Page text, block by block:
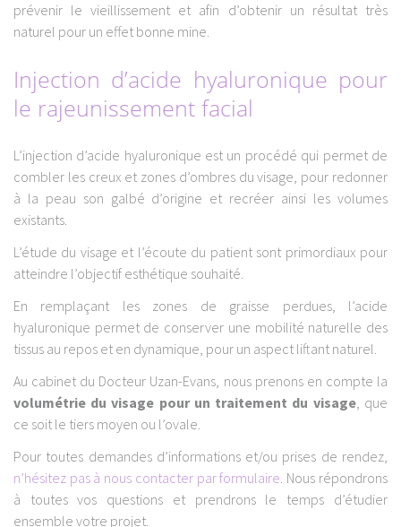
prévenir le vieillissement et afin d’obtenir un résultat très
naturel pour un effet bonne mine.
Injection d’acide hyaluronique pour
le rajeunissement facial
L’injection d’acide hyaluronique est un procédé qui permet de
combler les creux et zones d’ombres du visage, pour redonner
à la peau son galbé d’origine et recréer ainsi les volumes
existants.
L’étude du visage et l’écoute du patient sont primordiaux pour
atteindre l’objectif esthétique souhaité.
En remplaçant les zones de graisse perdues, l’acide
hyaluronique permet de conserver une mobilité naturelle des
tissus au repos et en dynamique, pour un aspect liftant naturel.
Au cabinet du Docteur Uzan-Evans, nous prenons en compte la
volumétrie du visage pour un traitement du visage, que
ce soit le tiers moyen ou l’ovale.
Pour toutes demandes d’informations et/ou prises de rendez,
n’hésitez pas à nous contacter par formulaire. Nous répondrons
à toutes vos questions et prendrons le temps d’étudier
ensemble votre projet.